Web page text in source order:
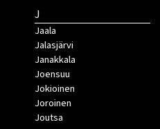
J
Jaala
Jalasjärvi
Janakkala
Joensuu
Jokioinen
Joroinen
Joutsa